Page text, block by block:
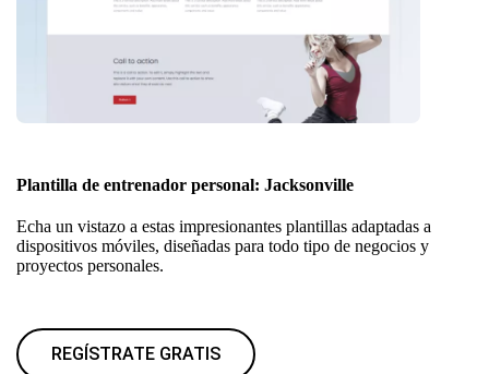
Plantilla de entrenador personal: Jacksonville
Echa un vistazo a estas impresionantes plantillas adaptadas a
dispositivos móviles, diseñadas para todo tipo de negocios y
proyectos personales.
REGÍSTRATE GRATIS